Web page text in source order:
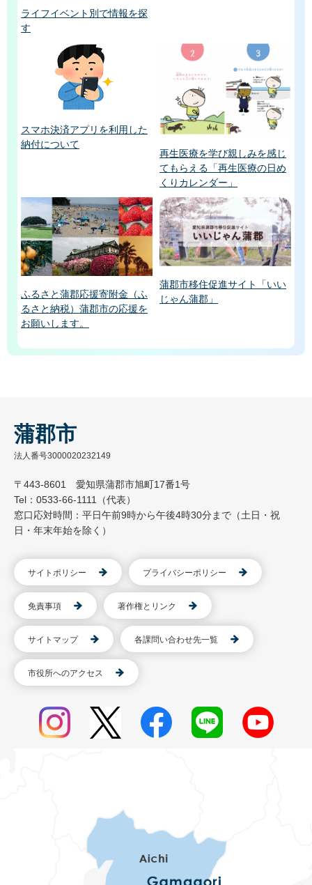
ライフイベント別で情報を探
す
スマホ決済アプリを利用した
納付について
再生医療を学び親しみを感じ
てもらえる「再生医療の日め
くりカレンダー」
ふるさと蒲郡応援寄附金（ふ
るさと納税）蒲郡市の応援を
お願いします。
蒲郡市移住促進サイト「いい
じゃん蒲郡」
蒲郡市
法人番号3000020232149
〒443-8601 愛知県蒲郡市旭町17番1号
Tel：0533-66-1111（代表）
窓口応対時間：平日午前9時から午後4時30分まで（土日・祝
日・年末年始を除く）
サイトポリシー プライバシーポリシー
免責事項 著作権とリンク
サイトマップ 各課問い合わせ先一覧
市役所へのアクセス